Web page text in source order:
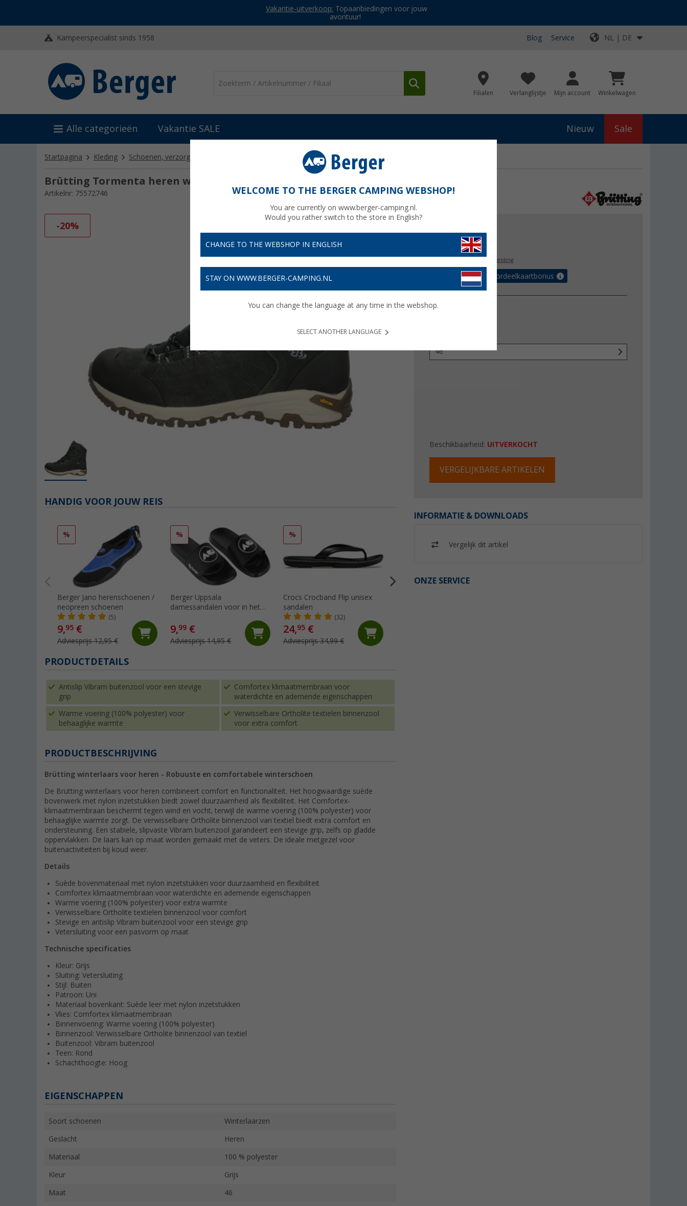
Vakantie-uitverkoop: Topaanbiedingen voor jouw
avontuur!
Kampeerspecialist sinds 1958 Blog Service NL | DE
Filialen Verlanglijstje Mijn account Winkelwagen
Alle categorieën Vakantie SALE Nieuw Sale
Startpagina Kleding Schoenen, verzorgingsmiddelen & sokken Herenschoenen Brütting Tormenta heren winterlaarzen
Brütting Tormenta heren winterlaarzen
Artikelnr: 75572746
-20%
€ 79,95
gratis verzending
Verzeker tot 5% voordeelkaartbonus
Kleur
46
Beschikbaarheid: UITVERKOCHT
VERGELIJKBARE ARTIKELEN
INFORMATIE & DOWNLOADS
Vergelijk dit artikel
ONZE SERVICE
HANDIG VOOR JOUW REIS
%
Berger Jano herenschoenen /
neopreen schoenen
(5)
9,95 €
Adviesprijs 12,95 €
%
Berger Uppsala
damessandalen voor in het
9,99 €
Adviesprijs 14,95 €
%
Crocs Crocband Flip unisex
sandalen
(32)
24,95 €
Adviesprijs 34,99 €
PRODUCTDETAILS
Antislip Vibram buitenzool voor een stevige
grip
Comfortex klimaatmembraan voor
waterdichte en ademende eigenschappen
Warme voering (100% polyester) voor
behaaglijke warmte
Verwisselbare Ortholite textielen binnenzool
voor extra comfort
PRODUCTBESCHRIJVING
Brütting winterlaars voor heren - Robuuste en comfortabele winterschoen
De Brütting winterlaars voor heren combineert comfort en functionaliteit. Het hoogwaardige suède
bovenwerk met nylon inzetstukken biedt zowel duurzaamheid als flexibiliteit. Het Comfortex-
klimaatmembraan beschermt tegen wind en vocht, terwijl de warme voering (100% polyester) voor
behaaglijke warmte zorgt. De verwisselbare Ortholite binnenzool van textiel biedt extra comfort en
ondersteuning. Een stabiele, slipvaste Vibram buitenzool garandeert een stevige grip, zelfs op gladde
oppervlakken. De laars kan op maat worden gemaakt met de veters. De ideale metgezel voor
buitenactiviteiten bij koud weer.
Details
Suède bovenmateriaal met nylon inzetstukken voor duurzaamheid en flexibiliteit
Comfortex klimaatmembraan voor waterdichte en ademende eigenschappen
Warme voering (100% polyester) voor extra warmte
Verwisselbare Ortholite textielen binnenzool voor comfort
Stevige en antislip Vibram buitenzool voor een stevige grip
Vetersluiting voor een pasvorm op maat
Technische specificaties
Kleur: Grijs
Sluiting: Vetersluiting
Stijl: Buiten
Patroon: Uni
Materiaal bovenkant: Suède leer met nylon inzetstukken
Vlies: Comfortex klimaatmembraan
Binnenvoering: Warme voering (100% polyester)
Binnenzool: Verwisselbare Ortholite binnenzool van textiel
Buitenzool: Vibram buitenzool
Teen: Rond
Schachthoogte: Hoog
EIGENSCHAPPEN
Soort schoenen Winterlaarzen
Geslacht Heren
Materiaal 100 % polyester
Kleur Grijs
Maat 46
WELCOME TO THE BERGER CAMPING WEBSHOP!
You are currently on www.berger-camping.nl.
Would you rather switch to the store in English?
CHANGE TO THE WEBSHOP IN ENGLISH
STAY ON WWW.BERGER-CAMPING.NL
You can change the language at any time in the webshop.
SELECT ANOTHER LANGUAGE